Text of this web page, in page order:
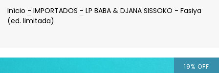
Início - IMPORTADOS - LP BABA & DJANA SISSOKO - Fasiya
(ed. limitada)
19% OFF